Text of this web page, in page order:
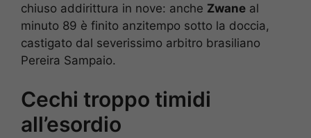
chiuso addirittura in nove: anche Zwane al
minuto 89 è finito anzitempo sotto la doccia,
castigato dal severissimo arbitro brasiliano
Pereira Sampaio.
Cechi troppo timidi
all’esordio